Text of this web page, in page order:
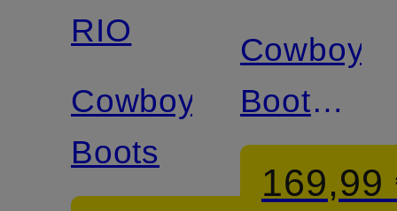
RIO
Cowboy
Boots
Cowboy
Boots
SANDRA
169,99